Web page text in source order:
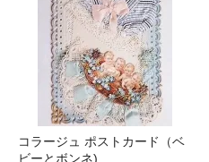
コラージュ ポストカード（ベ
ビーとボンネ)